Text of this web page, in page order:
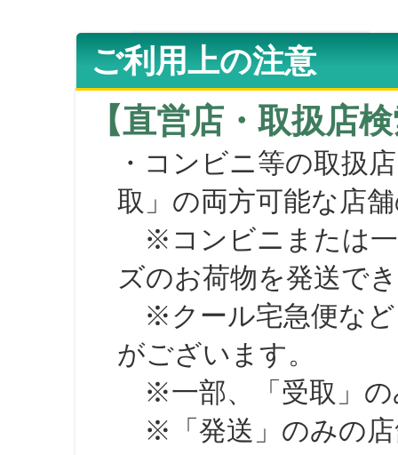
ご利用上の注意
【直営店・取扱店
・コンビニ等の取扱
取」の両方可能な店
※コンビニまたは一
ズのお荷物を発送で
※クール宅急便など
がございます。
※一部、「受取」の
※「発送」のみの店